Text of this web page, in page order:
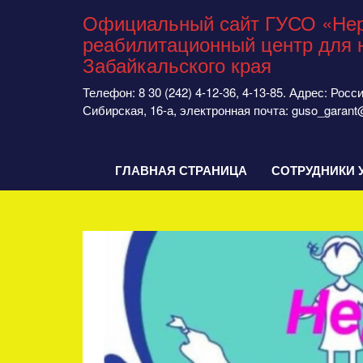
Официальный сайт ГУСО
реабилитационный центр для
Забайкальского края
Телефон: 8 30 (242) 4-12-36, 4-13-85. Адрес:
Сибирская, 16-а, электронная почта:
ГЛАВНАЯ СТРАНИЦА СОТРУДНИКИ